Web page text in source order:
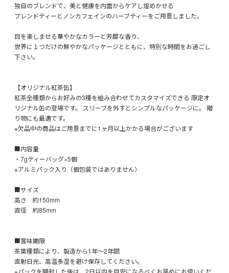
独自のブレンドで、美と健康を内面からケアし煌めかせる
ブレンドティーとノンカフェインのハーブティーをご用意しました。
目を楽しませる華やかなカラーと芳醇な香り、
世界に１つだけの鮮やかなパッケージとともに、特別な時間をお過ごし
下さい。
【オリジナル紅茶缶】
紅茶全種類からお好みの3種を組み合わせてカスタマイズできる 限定オ
リジナル缶の登場です。 スリーブを外すとシンプルなパッケージに。 贈
り物にも最適です。
※欠品中の商品はご用意までに1ヶ月以上かかる場合がございます
■内容量
・7gティーバッグ×5個
※アルミパック入り（個包装ではありません）
■サイズ
高さ 約150mm
直径 約85mm
■賞味期限
茶葉種類により、製造から1年〜2年間
直射日光、高温多湿を避け保存してください。
※パックを開封した後は、2日以内を目安になるべくお早めにお使いくだ